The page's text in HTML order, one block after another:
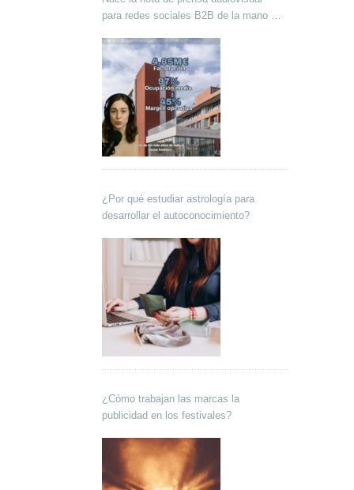
para redes sociales B2B de la mano de
¿Por qué estudiar astrología para
desarrollar el autoconocimiento?
¿Cómo trabajan las marcas la
publicidad en los festivales?